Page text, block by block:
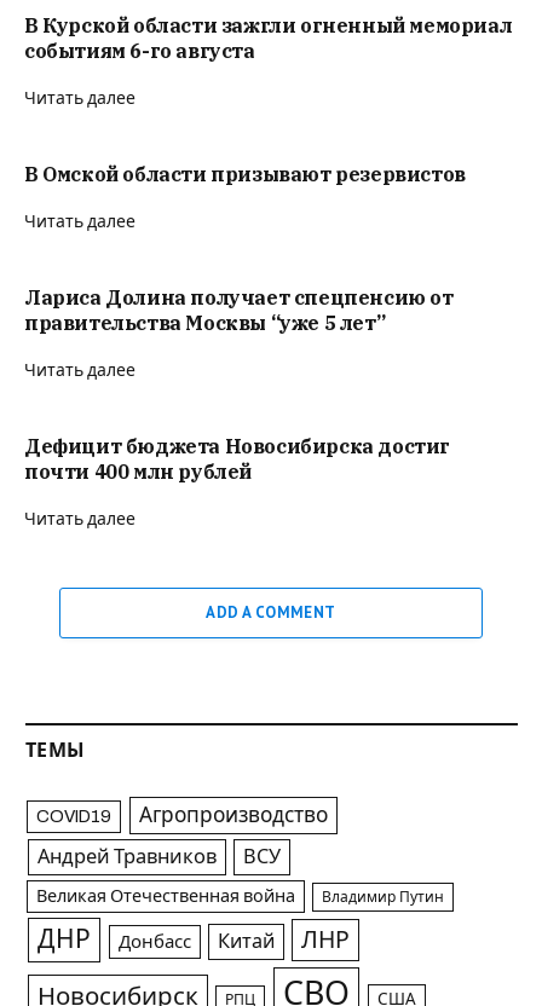
В Курской области зажгли огненный мемориал
событиям 6-го августа
Читать далее
В Омской области призывают резервистов
Читать далее
Лариса Долина получает спецпенсию от
правительства Москвы “уже 5 лет”
Читать далее
Дефицит бюджета Новосибирска достиг
почти 400 млн рублей
Читать далее
ADD A COMMENT
ТЕМЫ
COVID19 Агропроизводство
Андрей Травников ВСУ
Великая Отечественная война Владимир Путин
ДНР Донбасс Китай ЛНР
Новосибирск РПЦ СВО США